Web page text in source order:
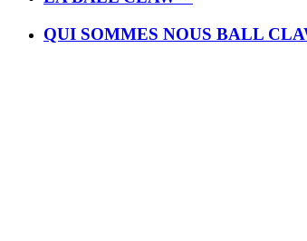
QUI SOMMES NOUS BALL